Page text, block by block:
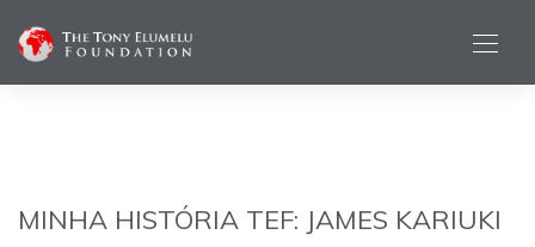
MINHA HISTÓRIA TEF: JAMES KARIUKI